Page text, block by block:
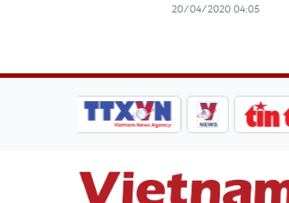
20/04/2020 04:05